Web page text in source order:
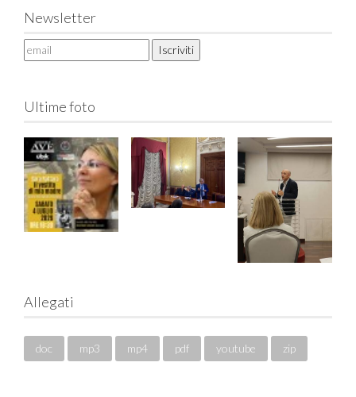
Newsletter
Ultime foto
Allegati
doc mp3 mp4 pdf youtube zip